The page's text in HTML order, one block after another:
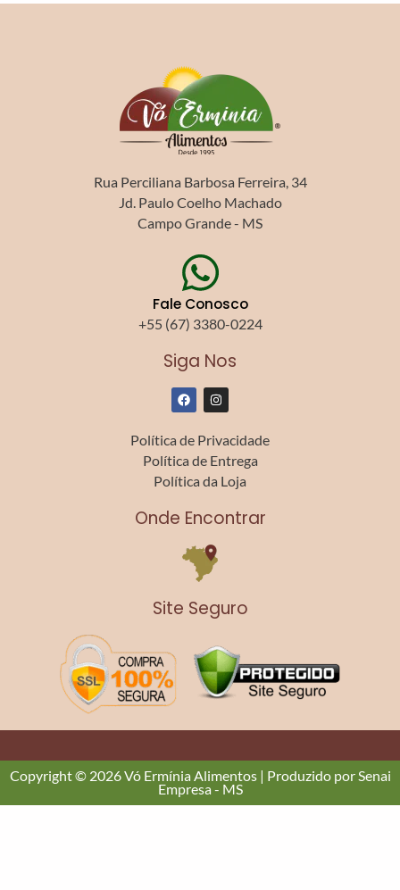
Rua Perciliana Barbosa Ferreira, 34
Jd. Paulo Coelho Machado
Campo Grande - MS
Fale Conosco
+55 (67) 3380-0224
Siga Nos
F
a
c
b
o
k
I
n
s
a
g
r
a
Política de Privacidade
Política de Entrega
Política da Loja
Onde Encontrar
Site Seguro
Copyright © 2026 Vó Ermínia Alimentos | Produzido por Senai
Empresa - MS